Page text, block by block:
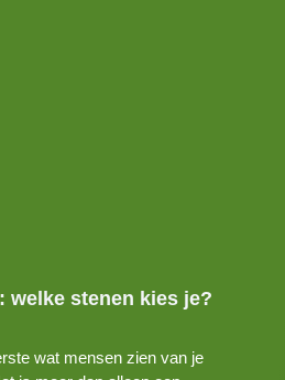
welke stenen kies je?
wat mensen zien van je